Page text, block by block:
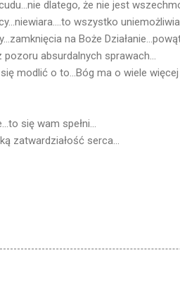
dlatego, że nie jest
wszystko uniemożliwia
na Boże
absurdalnych sprawach...
modlić o to...Bóg ma o wiele
się wam spełni...
zatwardziałość serca...